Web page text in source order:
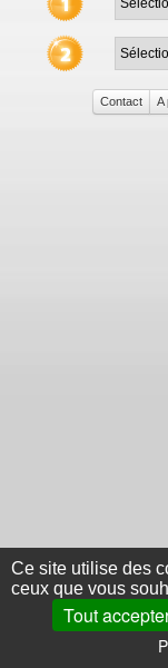
Contact A
Ce site utilise des
ceux que vous
Tout